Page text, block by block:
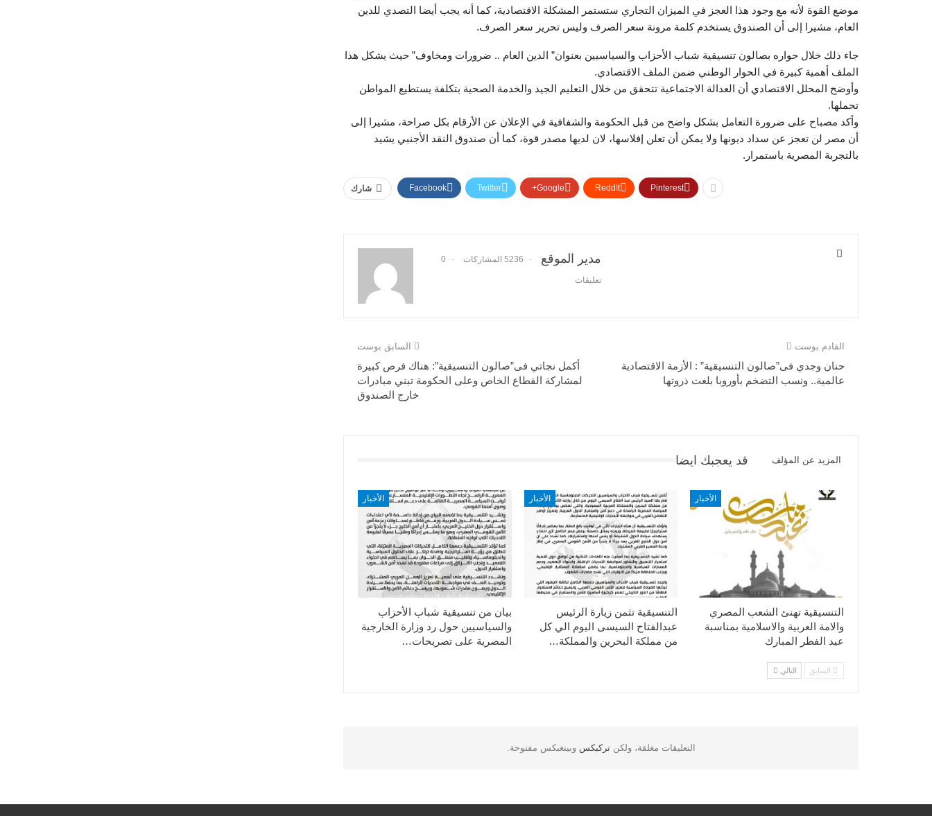
موضع القوة لأنه مع وجود هذا العجز في الميزان التجاري ستستمر المشكلة الاقتصادية، كما أنه يجب أيضا التصدي للدين
العام، مشيرا إلى أن الصندوق يستخدم كلمة مرونة سعر الصرف وليس تحرير سعر الصرف.
جاء ذلك خلال حواره بصالون تنسيقية شباب الأحزاب والسياسيين بعنوان” الدين العام .. ضرورات ومخاوف” حيث يشكل هذا
الملف أهمية كبيرة في الحوار الوطني ضمن الملف الاقتصادي.
وأوضح المحلل الاقتصادي أن العدالة الاجتماعية تتحقق من خلال التعليم الجيد والخدمة الصحية بتكلفة يستطيع المواطن
تحملها.
وأكد مصباح على ضرورة التعامل بشكل واضح من قبل الحكومة والشفافية في الإعلان عن الأرقام بكل صراحة، مشيرا إلى
أن مصر لن تعجز عن سداد ديونها ولا يمكن أن تعلن إفلاسها، لان لديها مصدر قوة، كما أن صندوق النقد الأجنبي يشيد
بالتجربة المصرية باستمرار.
شارك Facebook Twitter Google+ ReddIt Pinterest
مدير الموقع 5236 المشاركات 0
تعليقات
السابق بوست
أكمل نجاتي فى”صالون التنسيقية”: هناك فرص كبيرة
لمشاركة القطاع الخاص وعلى الحكومة تبني مبادرات
خارج الصندوق
القادم بوست
حنان وجدي فى”صالون التنسيقية” : الأزمة الاقتصادية
عالمية.. ونسب التضخم بأوروبا بلغت ذروتها
قد يعجبك ايضا المزيد عن المؤلف
الأخبار
بيان من تنسيقية شباب الأحزاب
والسياسيين حول رد وزارة الخارجية
المصرية على تصريحات…
الأخبار
التنسيقية تثمن زيارة الرئيس
عبدالفتاح السيسى اليوم الي كل
من مملكة البحرين والمملكة…
الأخبار
التنسيقية تهنئ الشعب المصري
والامة العربية والاسلامية بمناسبة
عيد الفطر المبارك
السابق التالي
التعليقات مغلقة، ولكنتركبكسوبينغبكس مفتوحة.